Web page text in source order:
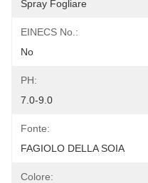
Spray Fogliare
EINECS No.:
No
PH:
7.0-9.0
Fonte:
FAGIOLO DELLA SOIA
Colore: